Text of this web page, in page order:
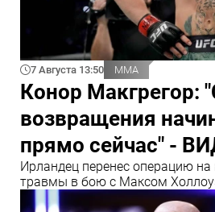
7 Августа 13:50 ММА
Конор Макгрегор:
возвращения
прямо сейчас" -
Ирландец перенес операцию на
травмы в бою с Максом